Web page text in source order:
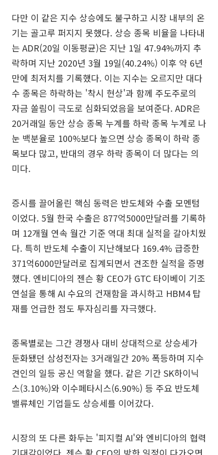
다만 이 같은 지수 상승에도 불구하고 시장 내부의 온
기는 골고루 퍼지지 못했다. 상승 종목 비율을 나타내
는 ADR(20일 이동평균)은 지난 1일 47.94%까지 추
락하며 지난 2020년 3월 19일(40.24%) 이후 약 6년
만에 최저치를 기록했다. 이는 지수는 오르지만 대다
수 종목은 하락하는 '착시 현상'과 함께 주도주로의
자금 쏠림이 극도로 심화되었음을 보여준다. ADR은
20거래일 동안 상승 종목 누계를 하락 종목 누계로 나
눈 백분율로 100%보다 높으면 상승 종목이 하락 종
목보다 많고, 반대의 경우 하락 종목이 더 많다는 의
미다.
증시를 끌어올린 핵심 동력은 반도체와 수출 모멘텀
이었다. 5월 한국 수출은 877억5000만달러를 기록하
며 12개월 연속 월간 기준 역대 최대 실적을 갈아치웠
다. 특히 반도체 수출이 지난해보다 169.4% 급증한
371억6000만달러로 집계되면서 견조한 실적을 증명
했다. 엔비디아의 젠슨 황 CEO가 GTC 타이베이 기조
연설을 통해 AI 수요의 건재함을 과시하고 HBM4 탑
재를 언급한 점도 투자심리를 자극했다.
종목별로는 그간 경쟁사 대비 상대적으로 상승세가
둔화됐던 삼성전자는 3거래일간 20% 폭등하며 지수
견인의 일등 공신 역할을 했다. 같은 기간 SK하이닉
스(3.10%)와 이수페타시스(6.90%) 등 주요 반도체
밸류체인 기업들도 상승세를 이어갔다.
시장의 또 다른 화두는 '피지컬 AI'와 엔비디아의 협력